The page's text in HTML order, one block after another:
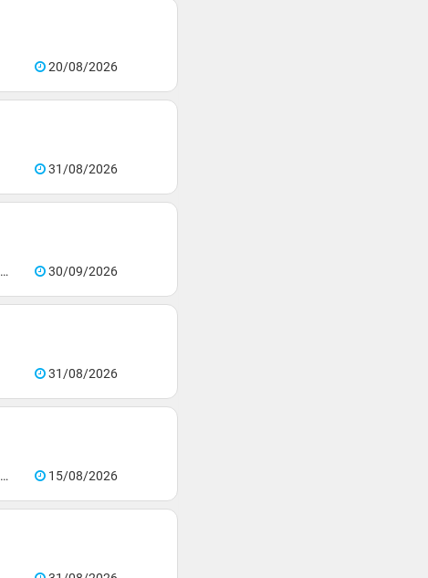
20/08/2026
31/08/2026
30/09/2026
31/08/2026
15/08/2026